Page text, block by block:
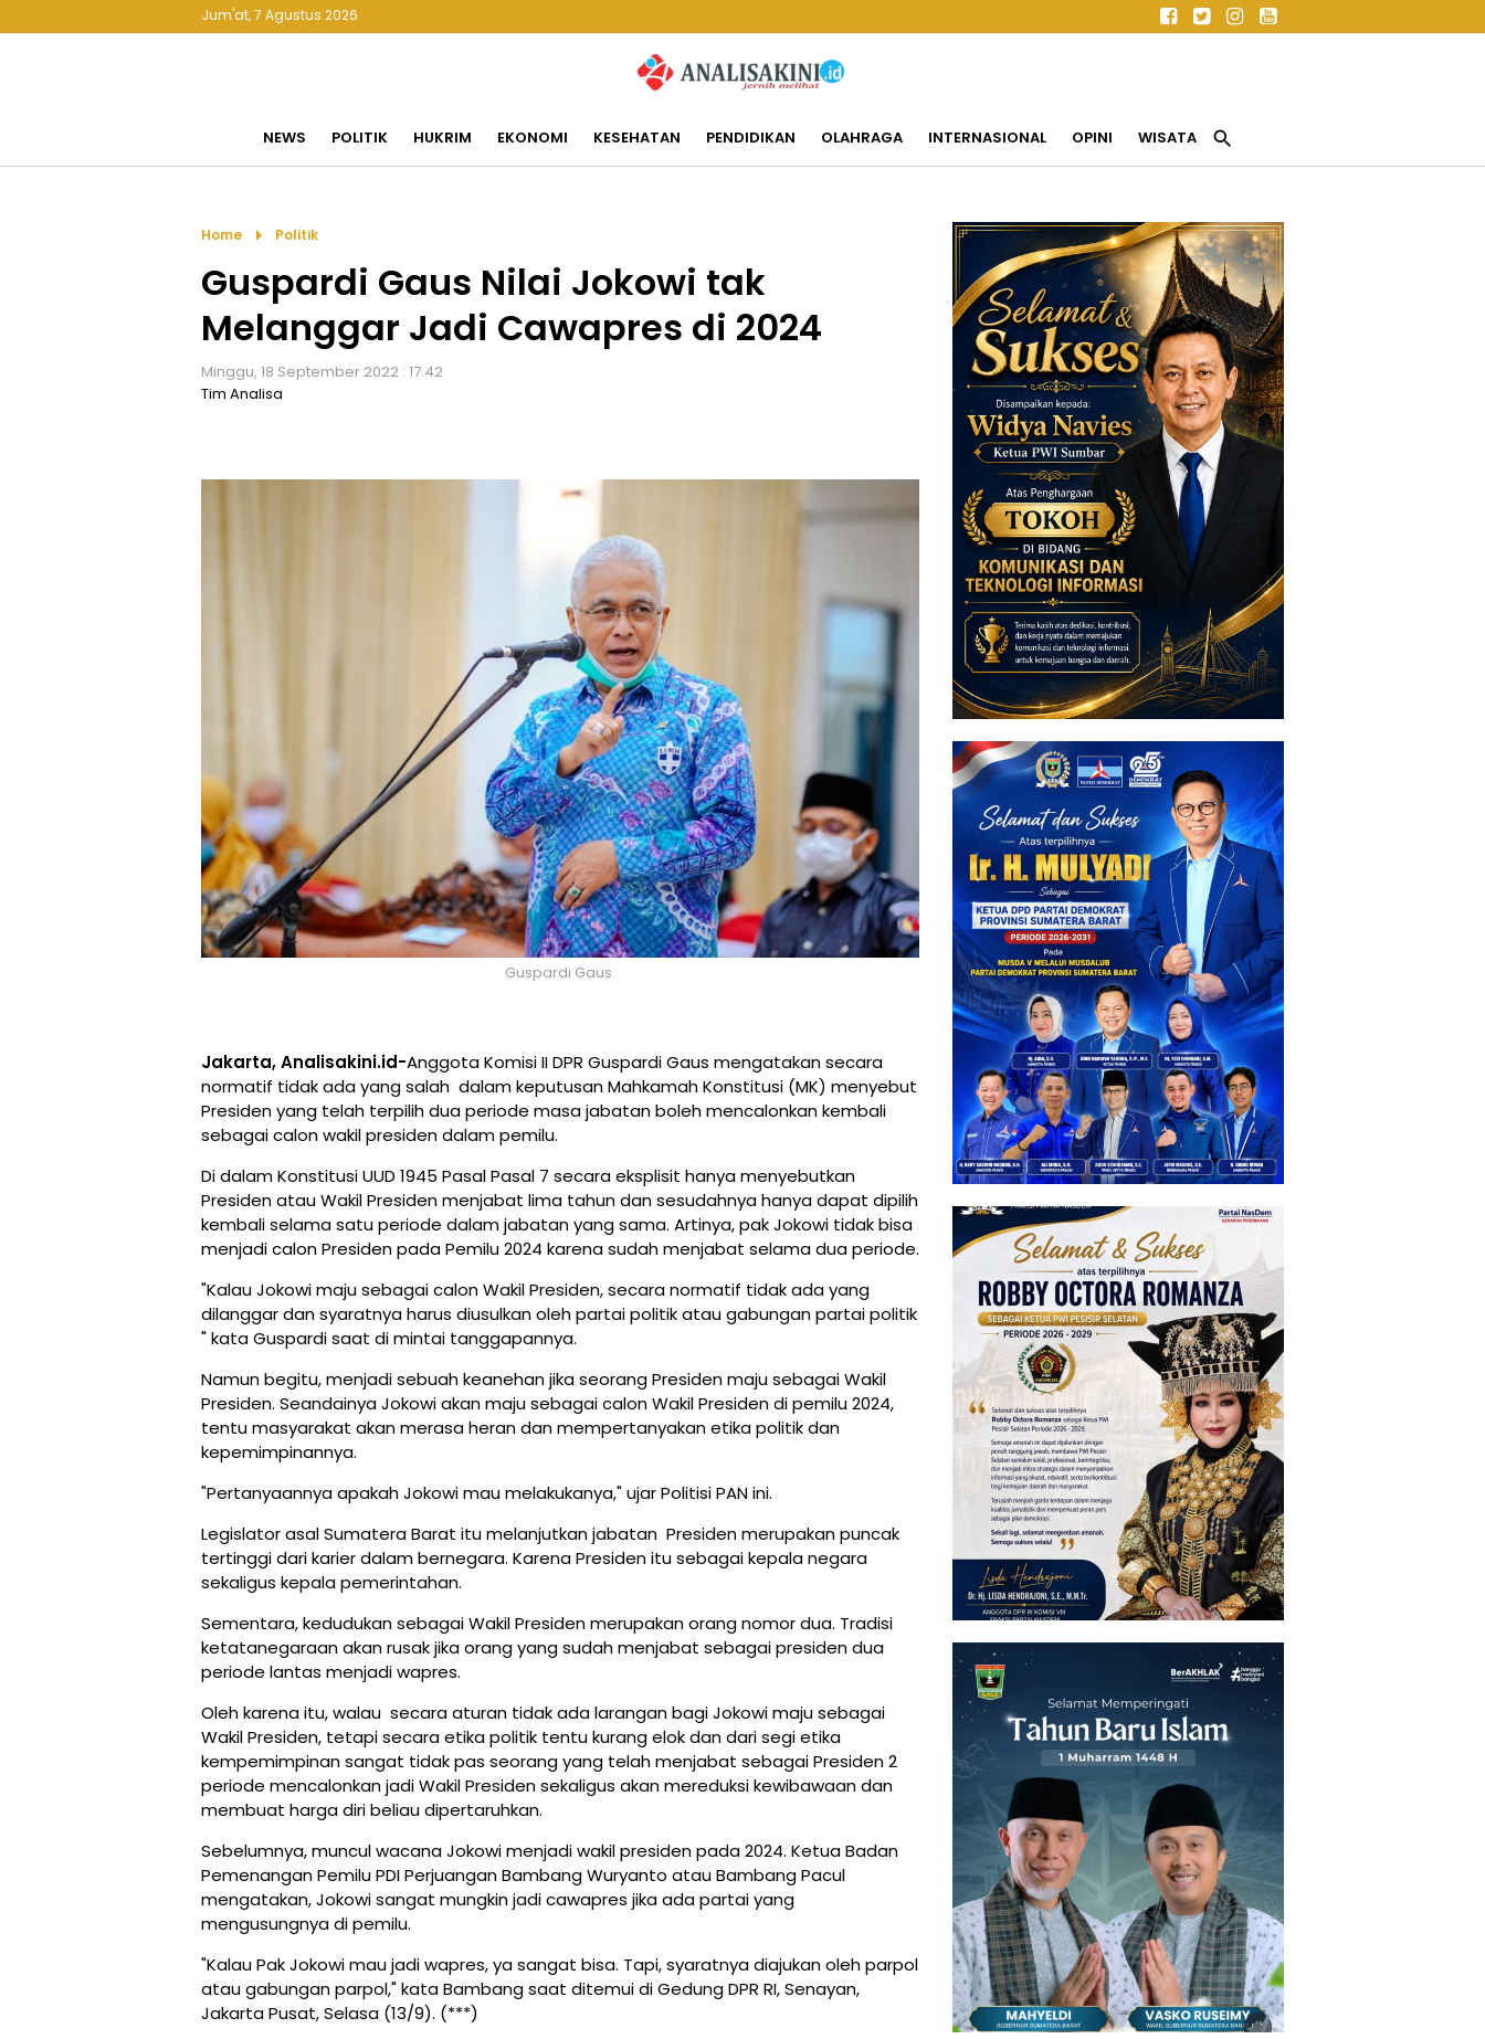
Jum'at, 7 Agustus 2026
NEWS POLITIK HUKRIM EKONOMI KESEHATAN PENDIDIKAN OLAHRAGA INTERNASIONAL OPINI WISATA search
Home arrow_right Politik
Guspardi Gaus Nilai Jokowi tak
Melanggar Jadi Cawapres di 2024
Minggu, 18 September 2022 : 17.42
Tim Analisa
Guspardi Gaus.
Jakarta, Analisakini.id-Anggota Komisi II DPR Guspardi Gaus mengatakan secara
normatif tidak ada yang salah dalam keputusan Mahkamah Konstitusi (MK) menyebut
Presiden yang telah terpilih dua periode masa jabatan boleh mencalonkan kembali
sebagai calon wakil presiden dalam pemilu.
Di dalam Konstitusi UUD 1945 Pasal Pasal 7 secara eksplisit hanya menyebutkan
Presiden atau Wakil Presiden menjabat lima tahun dan sesudahnya hanya dapat dipilih
kembali selama satu periode dalam jabatan yang sama. Artinya, pak Jokowi tidak bisa
menjadi calon Presiden pada Pemilu 2024 karena sudah menjabat selama dua periode.
"Kalau Jokowi maju sebagai calon Wakil Presiden, secara normatif tidak ada yang
dilanggar dan syaratnya harus diusulkan oleh partai politik atau gabungan partai politik
" kata Guspardi saat di mintai tanggapannya.
Namun begitu, menjadi sebuah keanehan jika seorang Presiden maju sebagai Wakil
Presiden. Seandainya Jokowi akan maju sebagai calon Wakil Presiden di pemilu 2024,
tentu masyarakat akan merasa heran dan mempertanyakan etika politik dan
kepemimpinannya.
"Pertanyaannya apakah Jokowi mau melakukanya," ujar Politisi PAN ini.
Legislator asal Sumatera Barat itu melanjutkan jabatan Presiden merupakan puncak
tertinggi dari karier dalam bernegara. Karena Presiden itu sebagai kepala negara
sekaligus kepala pemerintahan.
Sementara, kedudukan sebagai Wakil Presiden merupakan orang nomor dua. Tradisi
ketatanegaraan akan rusak jika orang yang sudah menjabat sebagai presiden dua
periode lantas menjadi wapres.
Oleh karena itu, walau secara aturan tidak ada larangan bagi Jokowi maju sebagai
Wakil Presiden, tetapi secara etika politik tentu kurang elok dan dari segi etika
kempemimpinan sangat tidak pas seorang yang telah menjabat sebagai Presiden 2
periode mencalonkan jadi Wakil Presiden sekaligus akan mereduksi kewibawaan dan
membuat harga diri beliau dipertaruhkan.
Sebelumnya, muncul wacana Jokowi menjadi wakil presiden pada 2024. Ketua Badan
Pemenangan Pemilu PDI Perjuangan Bambang Wuryanto atau Bambang Pacul
mengatakan, Jokowi sangat mungkin jadi cawapres jika ada partai yang
mengusungnya di pemilu.
"Kalau Pak Jokowi mau jadi wapres, ya sangat bisa. Tapi, syaratnya diajukan oleh parpol
atau gabungan parpol," kata Bambang saat ditemui di Gedung DPR RI, Senayan,
Jakarta Pusat, Selasa (13/9). (***)